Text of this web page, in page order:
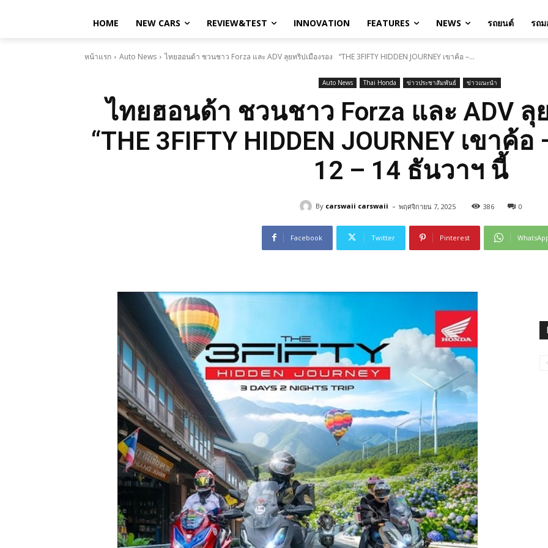
HOME NEW CARS REVIEW&TEST INNOVATION FEATURES NEWS รถยนต์ รถม
หน้าแรก Auto News ไทยฮอนด้า ชวนชาว Forza และ ADV ลุยทริปเมืองรอง “THE 3FIFTY HIDDEN JOURNEY เขาค้อ –...
Auto News Thai Honda ข่าวประชาสัมพันธ์ ข่าวแนะนำ
ไทยฮอนด้า ชวนชาว Forza และ ADV ลุ
“THE 3FIFTY HIDDEN JOURNEY เขาค้
12 – 14 ธันวาฯ นี้
By carswaii carswaii - พฤศจิกายน 7, 2025 386 0
Facebook Twitter Pinterest